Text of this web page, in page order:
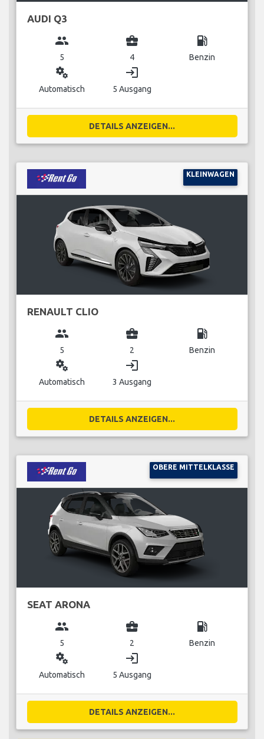
AUDI Q3
group
5
business_center
4
local_gas_station
Benzin
miscellaneous_services
Automatisch
login
5 Ausgang
DETAILS ANZEIGEN...
KLEINWAGEN
RENAULT CLIO
group
5
business_center
2
local_gas_station
Benzin
miscellaneous_services
Automatisch
login
3 Ausgang
DETAILS ANZEIGEN...
OBERE MITTELKLASSE
SEAT ARONA
group
5
business_center
2
local_gas_station
Benzin
miscellaneous_services
Automatisch
login
5 Ausgang
DETAILS ANZEIGEN...